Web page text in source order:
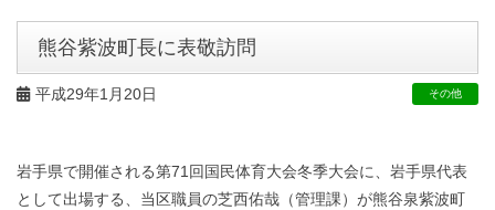
熊谷紫波町長に表敬訪問
平成29年1月20日 その他
岩手県で開催される第71回国民体育大会冬季大会に、岩手県代表
として出場する、当区職員の芝西佑哉（管理課）が熊谷泉紫波町